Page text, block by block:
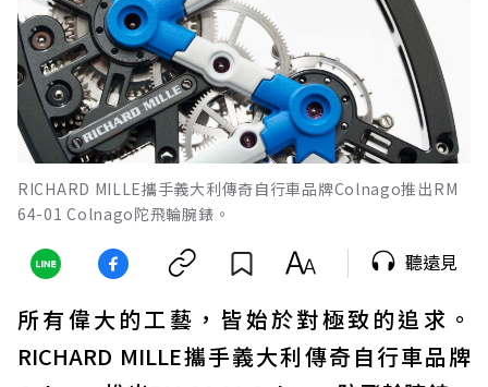
RICHARD MILLE攜手義大利傳奇自行車品牌Colnago推出RM
64-01 Colnago陀飛輪腕錶。
聽遠見
所有偉大的工藝，皆始於對極致的追求。
RICHARD MILLE攜手義大利傳奇自行車品牌